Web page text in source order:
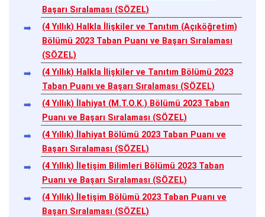
Başarı Sıralaması (SÖZEL)
(4 Yıllık) Halkla İlişkiler ve Tanıtım (Açıköğretim)
Bölümü 2023 Taban Puanı ve Başarı Sıralaması
(SÖZEL)
(4 Yıllık) Halkla İlişkiler ve Tanıtım Bölümü 2023
Taban Puanı ve Başarı Sıralaması (SÖZEL)
(4 Yıllık) İlahiyat (M.T.O.K.) Bölümü 2023 Taban
Puanı ve Başarı Sıralaması (SÖZEL)
(4 Yıllık) İlahiyat Bölümü 2023 Taban Puanı ve
Başarı Sıralaması (SÖZEL)
(4 Yıllık) İletişim Bilimleri Bölümü 2023 Taban
Puanı ve Başarı Sıralaması (SÖZEL)
(4 Yıllık) İletişim Bölümü 2023 Taban Puanı ve
Başarı Sıralaması (SÖZEL)